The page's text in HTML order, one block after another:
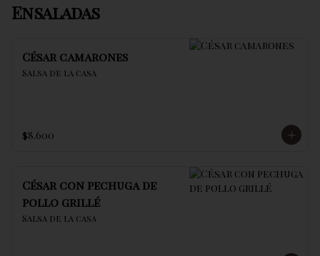
Ensaladas
César camarones
Salsa de la casa
$8.600
César con pechuga de
pollo grillé
Salsa de la casa